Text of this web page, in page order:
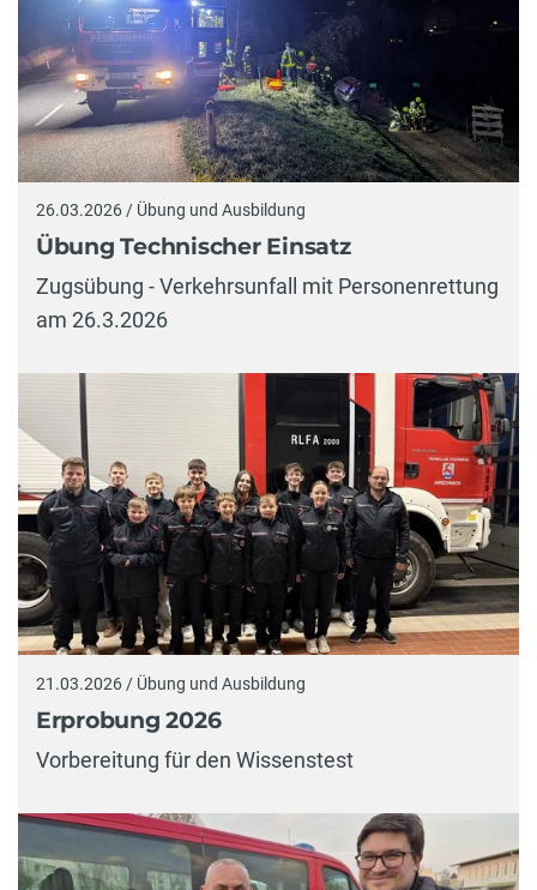
26.03.2026 / Übung und Ausbildung
Übung Technischer Einsatz
Zugsübung - Verkehrsunfall mit Personenrettung
am 26.3.2026
21.03.2026 / Übung und Ausbildung
Erprobung 2026
Vorbereitung für den Wissenstest